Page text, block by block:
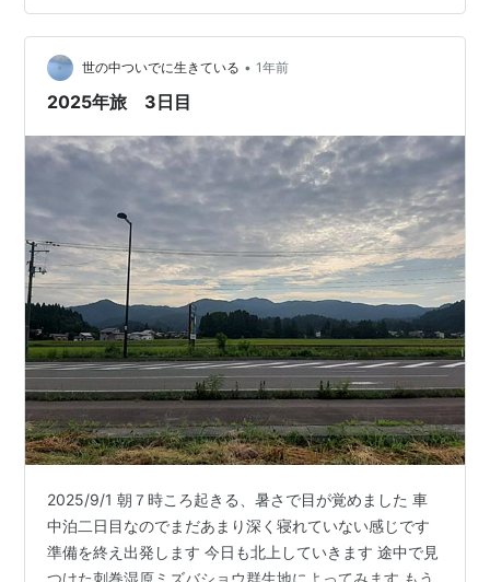
ラインを八幡平山頂付近まで行ってみます） 八幡平山頂
レストハウス 外観 標高1600m超なので寒い…。上着を宿
に置いて来てしまったのでひとまず館内に駆け込みま
す。 ドラ…
世の中ついでに生きている • 1年前
2025年旅 3日目
2025/9/1 朝７時ころ起きる、暑さで目が覚めました 車
中泊二日目なのでまだあまり深く寝れていない感じです
準備を終え出発します 今日も北上していきます 途中で見